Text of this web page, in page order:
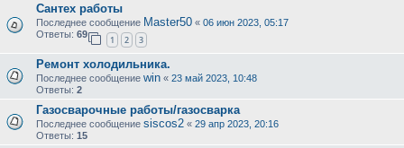
Сантех работы
Последнее сообщение Master50 « 06 июн 2023, 05:17
Ответы: 69
1 2 3
Ремонт холодильника.
Последнее сообщение win « 23 май 2023, 10:48
Ответы: 2
Газосварочные работы/газосварка
Последнее сообщение siscos2 « 29 апр 2023, 20:16
Ответы: 15